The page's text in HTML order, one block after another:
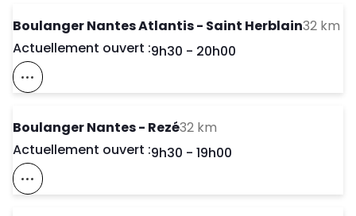
Boulanger Nantes Atlantis - Saint Herblain32 km
Actuellement ouvert :Day of the Week
9h30 - 20h00
Voir Ce Magasin Sur La Carte
Boulanger Nantes - Rezé32 km
Actuellement ouvert :Day of the Week
9h30 - 19h00
Voir Ce Magasin Sur La Carte